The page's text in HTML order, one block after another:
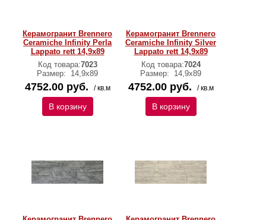
Керамогранит Brennero
Ceramiche Infinity Perla
Lappato rett 14,9x89
Код товара:7023
Размер:
14,9x89
4752.00 руб. / кв.м
В корзину
Керамогранит Brennero
Ceramiche Infinity Silver
Lappato rett 14,9x89
Код товара:7024
Размер:
14,9x89
4752.00 руб. / кв.м
В корзину